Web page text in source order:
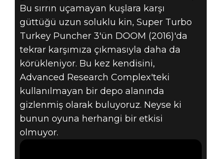
Bu sırrın uçamayan kuşlara karşı
güttüğü uzun soluklu kin, Super Turbo
Turkey Puncher 3'ün DOOM (2016)'da
tekrar karşımıza çıkmasıyla daha da
körükleniyor. Bu kez kendisini,
Advanced Research Complex'teki
kullanılmayan bir depo alanında
gizlenmiş olarak buluyoruz. Neyse ki
bunun oyuna herhangi bir etkisi
olmuyor.